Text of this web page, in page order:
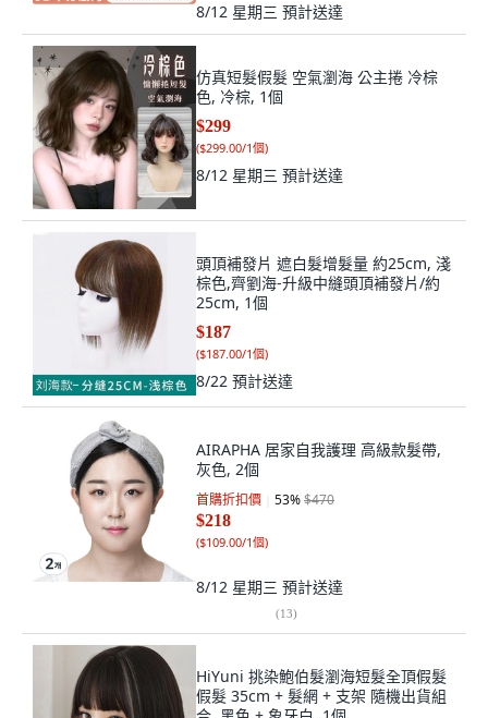
8/12 星期三 預計送達
仿真短髮假髮 空氣瀏海 公主捲 冷棕
色, 冷棕, 1個
$299
($299.00/1個)
8/12 星期三 預計送達
頭頂補發片 遮白髮增髮量 約25cm, 淺
棕色,齊劉海-升級中縫頭頂補發片/約
25cm, 1個
$187
($187.00/1個)
8/22 預計送達
AIRAPHA 居家自我護理 高級款髮帶,
灰色, 2個
首購折扣價 53%$470
$218
($109.00/1個)
8/12 星期三 預計送達
(13)
HiYuni 挑染鮑伯髮瀏海短髮全頂假髮
假髮 35cm + 髮網 + 支架 隨機出貨組